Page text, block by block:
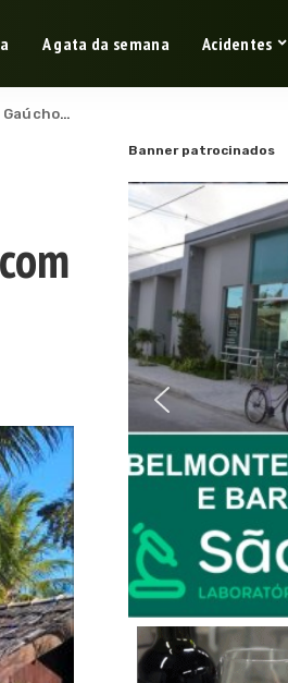
A gata da semana Acidentes
de semana
Banner patrocinados